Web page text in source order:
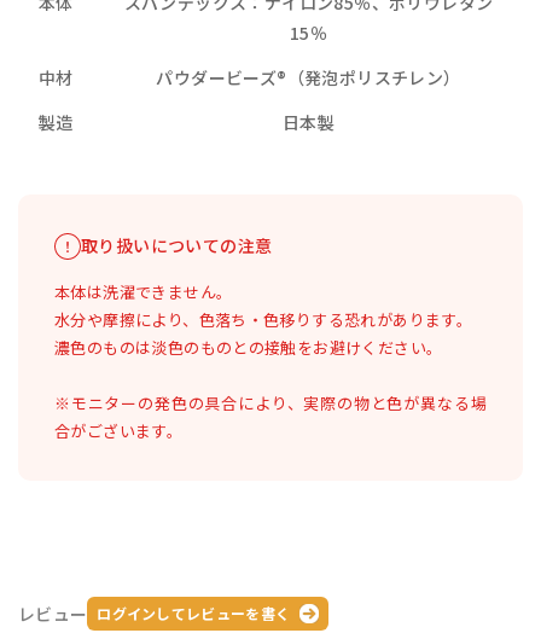
15％
中材
パウダービーズ®（発泡ポリスチレン）
製造
日本製
取り扱いについての注意
本体は洗濯できません。
水分や摩擦により、色落ち・色移りする恐れがあります。
濃色のものは淡色のものとの接触をお避けください。
※モニターの発色の具合により、実際の物と色が異なる場
合がございます。
レビュー ログインしてレビューを書く